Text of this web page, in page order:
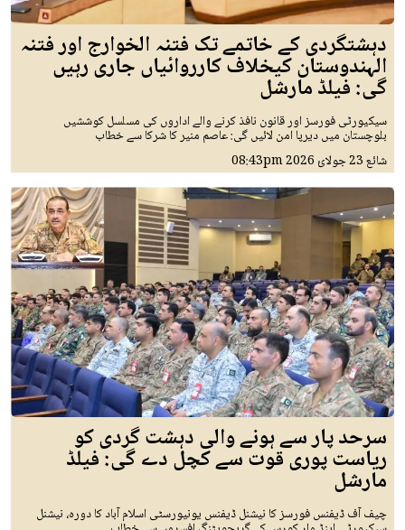
دہشتگردی کے خاتمے تک فتنہ الخوارج اور فتنہ
الہندوستان کیخلاف کارروائیاں جاری رہیں
گی: فیلڈ مارشل
سیکیورٹی فورسز اور قانون نافذ کرنے والے اداروں کی مسلسل کوششیں
بلوچستان میں دیرپا امن لائیں گی: عاصم منیر کا شرکا سے خطاب
شائع23 جولائ 2026 08:43pm
سرحد پار سے ہونے والی دہشت گردی کو
ریاست پوری قوت سے کچل دے گی: فیلڈ
مارشل
چیف آف ڈیفنس فورسز کا نیشنل ڈیفنس یونیورسٹی اسلام آباد کا دورہ، نیشنل